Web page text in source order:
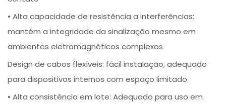
• Alta capacidade de resistência a interferências:
mantém a integridade da sinalização mesmo em
ambientes eletromagnéticos complexos
Design de cabos flexíveis: fácil instalação, adequado
para dispositivos internos com espaço limitado
• Alta consistência em lote: Adequado para uso em